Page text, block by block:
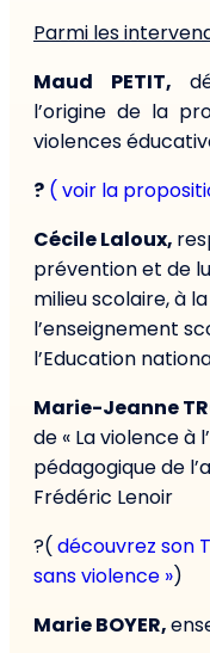
Parmi les
Maud PETIT,
l’origine de la
violences
? ( voir la
Cécile Laloux,
prévention et de
milieu scolaire, à
l’enseignement
l’Education
Marie-Jeanne
de « La violence à
pédagogique de
Frédéric Lenoir
?( découvrez son
sans violence »)
Marie BOYER,